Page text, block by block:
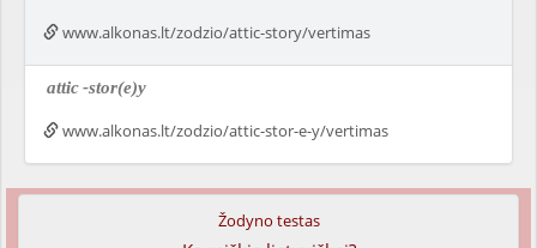
www.alkonas.lt/zodzio/attic-story/vertimas
attic-stor(e)y
www.alkonas.lt/zodzio/attic-stor-e-y/vertimas
Žodyno testas